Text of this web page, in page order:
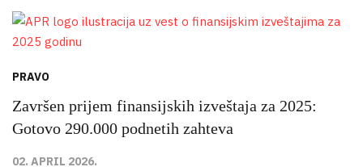
PRAVO
Završen prijem finansijskih izveštaja za 2025:
Gotovo 290.000 podnetih zahteva
02. APRIL 2026.